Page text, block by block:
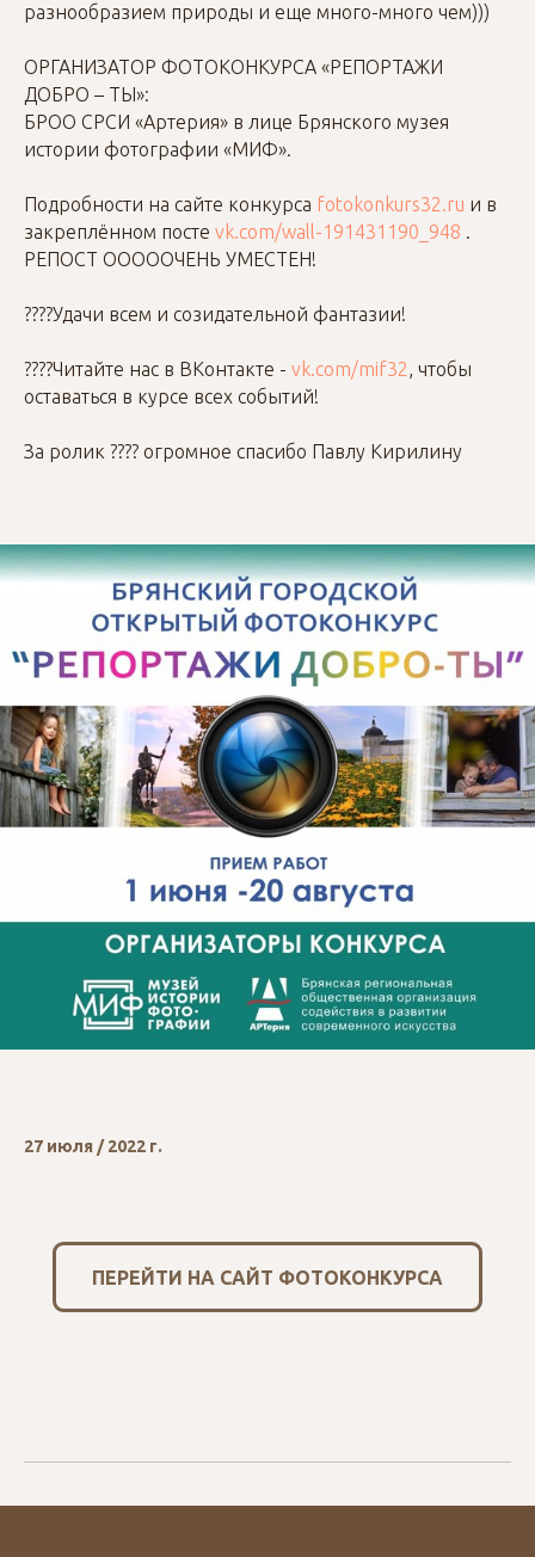
разнообразием природы и еще много-много чем)))
ОРГАНИЗАТОР ФОТОКОНКУРСА «РЕПОРТАЖИ
ДОБРО – ТЫ»:
БРОО СРСИ «Артерия» в лице Брянского музея
истории фотографии «МИФ».
Подробности на сайте конкурса fotokonkurs32.ru и в
закреплённом посте vk.com/wall-191431190_948 .
РЕПОСТ ОООООЧЕНЬ УМЕСТЕН!
????Удачи всем и созидательной фантазии!
????Читайте нас в ВКонтакте - vk.com/mif32, чтобы
оставаться в курсе всех событий!
За ролик ???? огромное спасибо Павлу Кирилину
27 июля / 2022 г.
ПЕРЕЙТИ НА САЙТ ФОТОКОНКУРСА